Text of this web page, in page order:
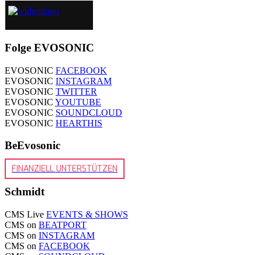
Folge EVOSONIC
EVOSONIC FACEBOOK
EVOSONIC INSTAGRAM
EVOSONIC TWITTER
EVOSONIC YOUTUBE
EVOSONIC SOUNDCLOUD
EVOSONIC HEARTHIS
BeEvosonic
FINANZIELL UNTERSTÜTZEN
Schmidt
CMS Live EVENTS & SHOWS
CMS on BEATPORT
CMS on INSTAGRAM
CMS on FACEBOOK